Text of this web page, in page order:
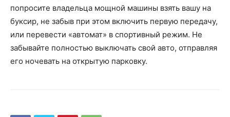
попросите владельца мощной машины взять вашу на
буксир, не забыв при этом включить первую передачу,
или перевести «автомат» в спортивный режим. Не
забывайте полностью выключать свой авто, отправляя
его ночевать на открытую парковку.